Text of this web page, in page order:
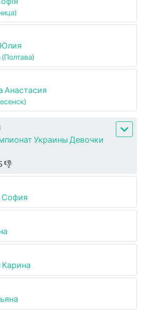
Юлия
Анастасия
Украины Девочки
👎
София